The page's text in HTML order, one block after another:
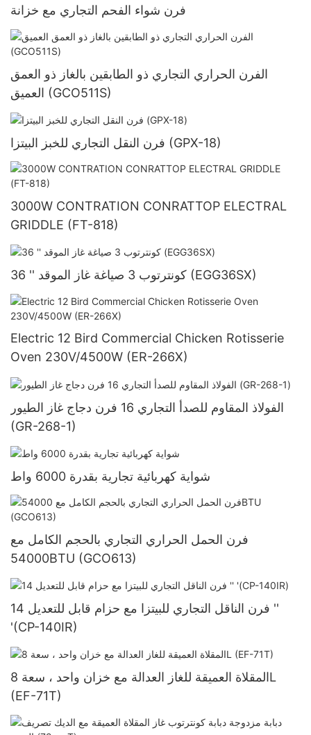
فرن شواء الفحم التجاري مع خزانة
الفرن الحراري التجاري ذو الطابقين بالغاز ذو العمق
العميق (GCO511S)
فرن النقل التجاري للخبز البيتزا (GPX-18)
3000W CONTRATION CONRATTOP ELECTRAL
GRIDDLE (FT-818)
36 '' كونترتوب 3 صياغة غاز الموقد (EGG36SX)
Electric 12 Bird Commercial Chicken Rotisserie
Oven 230V/4500W (ER-266X)
الفولاذ المقاوم للصدأ التجاري 16 فرن دجاج غاز الطيور
(GR-268-1)
شواية كهربائية تجارية بقدرة 6000 واط
فرن الحمل الحراري التجاري بالحجم الكامل مع
54000BTU (GCO613)
فرن الناقل التجاري للبيتزا مع حزام قابل للتعديل 14 ''
'(CP-140IR)
المقلاة العميقة للغاز العدالة مع خزان واحد ، سعة 8L
(EF-71T)